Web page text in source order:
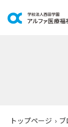
トップページ ›